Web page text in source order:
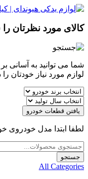
کالای مورد نظرتان را
شما می توانید به
لوازم مورد نیاز خودتان
یافتن قطعات خودرو
لطفا ابتدا مدل خودروی
Products
search
جستجو
All Categories